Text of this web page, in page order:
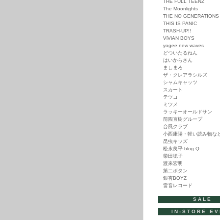
THE FULL TEENZ
The Moonlights
THE NO GENERATIONS
THIS IS PANIC
TRASH-UP!!
ViViAN BOYS
yogee new waves
どついたるねん
はいからさん
ましまろ
ザ・クレアラシルズ
シャムキャッツ
スカート
テツコ
ミツメ
ラッキーオールドサン
前園直樹グループ
台風クラブ
小西康陽・軽い読み物な
昆虫キッズ
松永良平 blog Q
柴田聡子
渡来宏明
第二ボタン
銀杏BOYZ
雷音レコード
SALE
IN-STORE